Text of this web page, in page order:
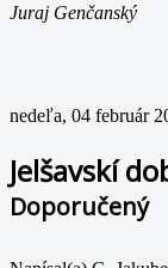
Juraj Genčanský
nedeľa, 04 február
Jelšavskí
Doporučený